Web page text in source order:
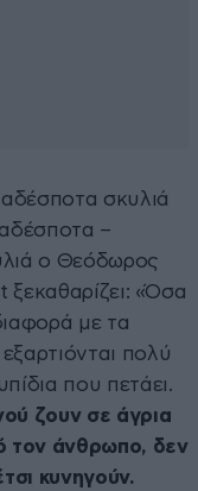
σκυλιά
αδέσποτα –
ο Θεόδωρος
«Όσα
με τα
πολύ
που πετάει.
ζουν σε άγρια
τον άνθρωπο, δεν
κυνηγούν.